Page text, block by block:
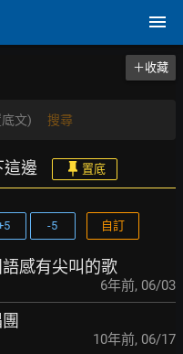
＋收藏
文) 搜尋
這邊 置底
-5 自訂
感有尖叫的歌
6年前, 06/03
10年前, 06/17